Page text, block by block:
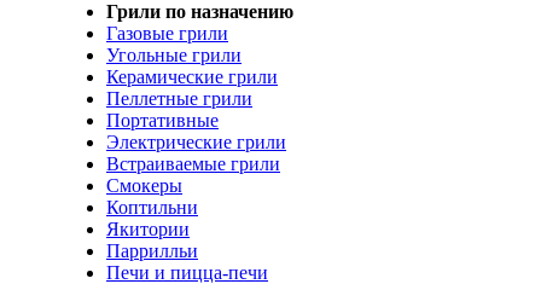
Грили по назначению
Газовые грили
Угольные грили
Керамические грили
Пеллетные грили
Портативные
Электрические грили
Встраиваемые грили
Смокеры
Коптильни
Якитории
Паррилльи
Печи и пицца-печи